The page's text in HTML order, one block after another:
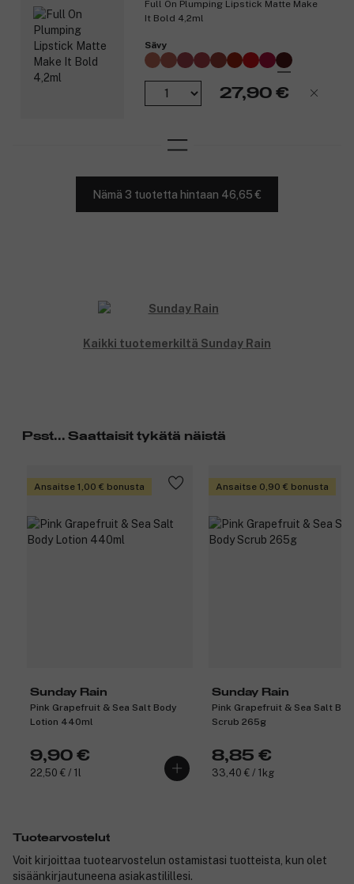
Full On Plumping Lipstick Matte Make
It Bold 4,2ml
Sävy
27,90 €
Nämä 3 tuotetta hintaan 46,65 €
Kaikki tuotemerkiltä Sunday Rain
Psst... Saattaisit tykätä näistä
Ansaitse 1,00 € bonusta
Sunday Rain
Pink Grapefruit & Sea Salt Body
Lotion 440ml
9,90 €
22,50 € / 1l
Ansaitse 0,90 € bonusta
Sunday Rain
Pink Grapefruit & Sea Salt
Scrub 265g
8,85 €
33,40 € / 1kg
Tuotearvostelut
Voit kirjoittaa tuotearvostelun ostamistasi tuotteista, kun olet
sisäänkirjautuneena asiakastilillesi.